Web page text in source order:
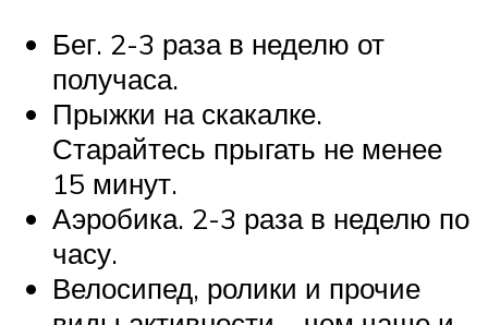
Бег. 2-3 раза в неделю от
получаса.
Прыжки на скакалке.
Старайтесь прыгать не менее
15 минут.
Аэробика. 2-3 раза в неделю по
часу.
Велосипед, ролики и прочие